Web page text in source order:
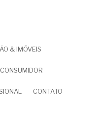
& IMÓVEIS
CONTATO